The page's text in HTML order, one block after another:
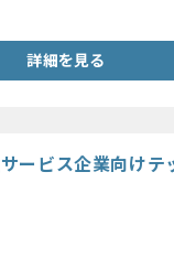
詳細を見る
ービス企業向け